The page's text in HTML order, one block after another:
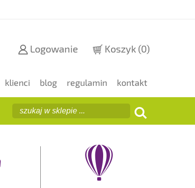
Logowanie Koszyk (0)
klienci blog regulamin kontakt